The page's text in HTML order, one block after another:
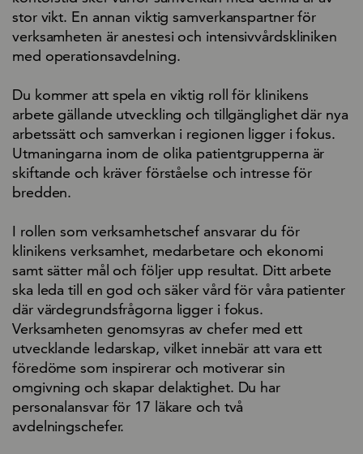
stor vikt. En annan viktig samverkanspartner för
verksamheten är anestesi och intensivvårdskliniken
med operationsavdelning.
Du kommer att spela en viktig roll för klinikens
arbete gällande utveckling och tillgänglighet där nya
arbetssätt och samverkan i regionen ligger i fokus.
Utmaningarna inom de olika patientgrupperna är
skiftande och kräver förståelse och intresse för
bredden.
I rollen som verksamhetschef ansvarar du för
klinikens verksamhet, medarbetare och ekonomi
samt sätter mål och följer upp resultat. Ditt arbete
ska leda till en god och säker vård för våra patienter
där värdegrundsfrågorna ligger i fokus.
Verksamheten genomsyras av chefer med ett
utvecklande ledarskap, vilket innebär att vara ett
föredöme som inspirerar och motiverar sin
omgivning och skapar delaktighet. Du har
personalansvar för 17 läkare och två
avdelningschefer.